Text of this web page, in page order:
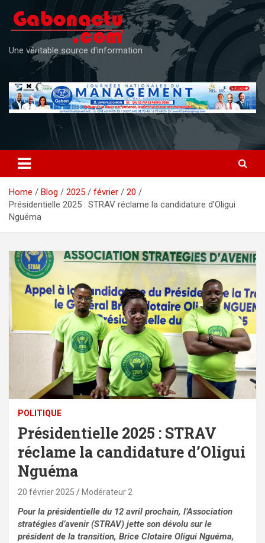
content
Une véritable source d'information
Home Blog 2025 février
20
Présidentielle 2025 : STRAV réclame la candidature d’Oligui
Nguéma
POLITIQUE
Présidentielle 2025 : STRAV
réclame la candidature d’Oligui
Nguéma
20 février 2025 Modérateur 2
Pour la présidentielle du 12 avril prochain, l’Association
stratégies d’avenir (STRAV) jette son dévolu sur le
président de la transition, Brice Clotaire Oligui Nguéma,